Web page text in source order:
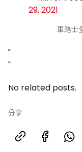
29, 2021
車路士
"
"
No related posts.
分享